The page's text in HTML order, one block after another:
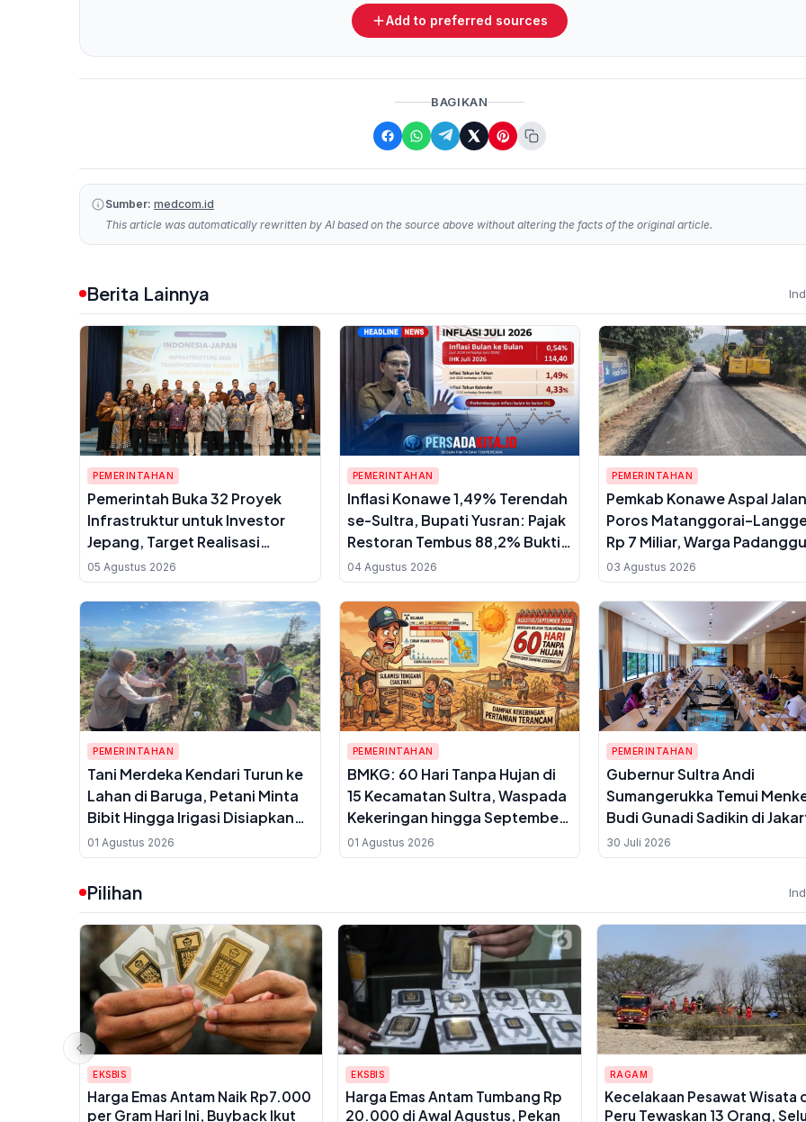
Add to preferred sources
BAGIKAN
Sumber: medcom.id
This article was automatically rewritten by AI based on the source above without altering the facts of the original article.
Berita Lainnya
PEMERINTAHAN
Pemerintah Buka 32 Proyek
Infrastruktur untuk Investor
Jepang, Target Realisasi
Investasi USD 23,63 Miliar
05 Agustus 2026
PEMERINTAHAN
Inflasi Konawe 1,49% Terendah
se-Sultra, Bupati Yusran: Pajak
Restoran Tembus 88,2% Bukti
UMKM Bangkit
04 Agustus 2026
PEMERINTAHAN
Pemkab Konawe Aspal
Poros
Rp 7 Miliar, Warga
Tunggu Puluhan Tahun Kini
Tersambung
03 Agustus 2026
PEMERINTAHAN
Tani Merdeka Kendari Turun ke
Lahan di Baruga, Petani Minta
Bibit Hingga Irigasi Disiapkan
Pemerintah
01 Agustus 2026
PEMERINTAHAN
BMKG: 60 Hari Tanpa Hujan di
15 Kecamatan Sultra, Waspada
Kekeringan hingga September
2026
01 Agustus 2026
PEMERINTAHAN
Gubernur Sultra Andi
Sumangerukka Temui
Budi Gunadi Sadikin di
Bahas Transformasi
untuk Buton dan Baubau
30 Juli 2026
Pilihan
EKSBIS
Harga Emas Antam Naik Rp7.000
per Gram Hari Ini, Buyback Ikut
EKSBIS
Harga Emas Antam Tumbang Rp
20.000 di Awal Agustus, Pekan
RAGAM
Kecelakaan Pesawat Wisata
Peru Tewaskan 13 Orang,